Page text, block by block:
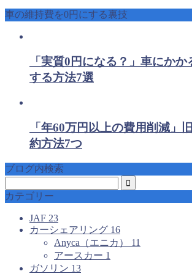
車の維持費を0円にする裏技
「実質0円になる？」車にか
する方法7選
「年60万円以上の費用削減」
約方法7つ
ブログ内検索
カテゴリー
JAF 23
カーシェアリング 16
Anyca（エニカ） 11
アースカー 1
ガソリン 13